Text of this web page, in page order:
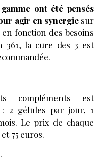
ont été pensés
agir en synergiesur
fonction des besoins
361, la cure des 3 est
compléments est
: 2 gélules par jour, 1
Le prix de chaque
75 euros.